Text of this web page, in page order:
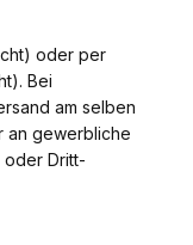
oder per
Bei
am selben
an gewerbliche
oder Dritt-